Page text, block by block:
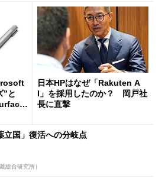
”と
日本HPはなぜ「Rakuten A
I」を採用したのか？ 岡戸社
長に直撃
立国」復活への分岐点
総合研究所）